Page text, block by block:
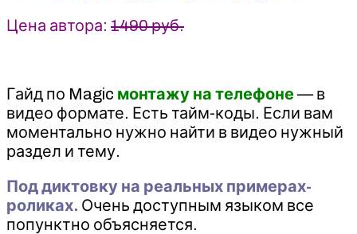
Цена автора: 1490 руб.
Гайд по Magic монтажу на телефоне— в
видео формате. Есть тайм-коды. Если вам
моментально нужно найти в видео нужный
раздел и тему.
Под диктовку на реальных примерах-
роликах. Очень доступным языком все
попунктно объясняется.